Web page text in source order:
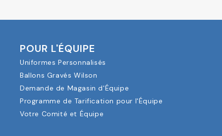
POUR L'ÉQUIPE
Uniformes Personnalisés
Ballons Gravés Wilson
Demande de Magasin d'Équipe
Programme de Tarification pour l'Équipe
Votre Comité et Équipe